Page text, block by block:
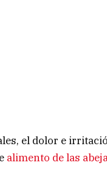
el dolor e
alimento de las